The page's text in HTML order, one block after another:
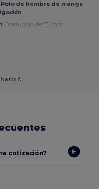
Polo de hombre de manga
Traducido del Dutch
f.
cotización?